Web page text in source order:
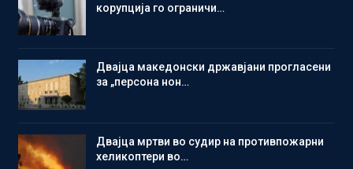
корупција го ограничи…
Двајца македонски државјани прогласени
за „персона нон…
Двајца мртви во судир на противпожарни
хеликоптери во…